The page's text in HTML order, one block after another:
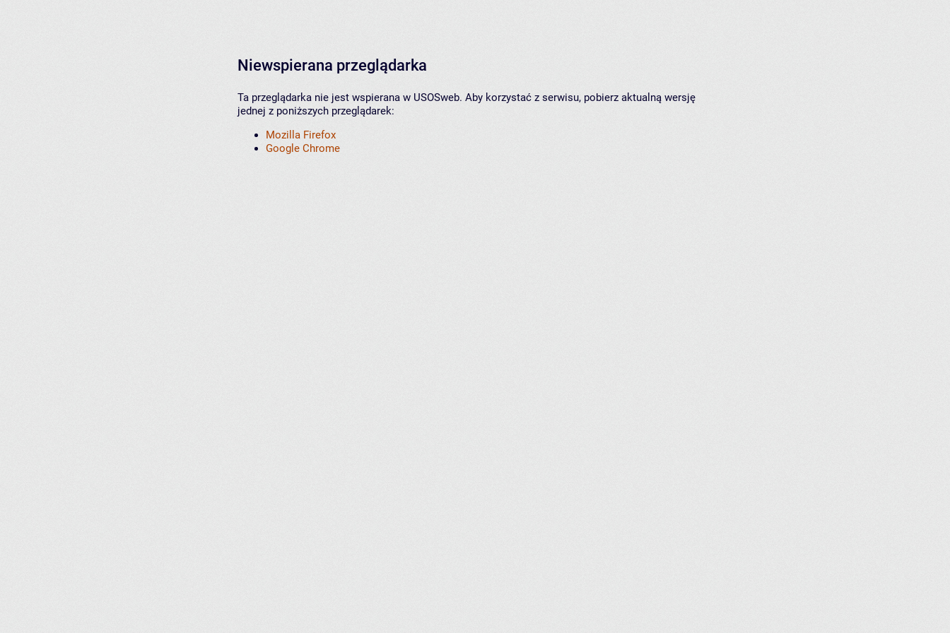
Niewspierana przeglądarka
Ta przeglądarka nie jest wspierana w USOSweb. Aby korzystać z serwisu, pobierz aktualną wersję
jednej z poniższych przeglądarek:
Mozilla Firefox
Google Chrome